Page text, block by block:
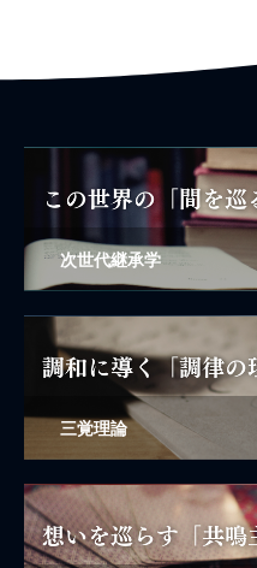
次世代継承学
三覚理論